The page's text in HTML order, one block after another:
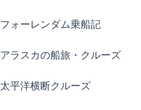
フォーレンダム乗船記
アラスカの船旅・クルーズ
太平洋横断クルーズ